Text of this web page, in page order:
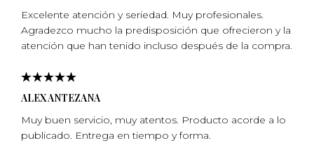
Excelente atención y seriedad. Muy profesionales.
Agradezco mucho la predisposición que ofrecieron y la
atención que han tenido incluso después de la compra.
ALEX ANTEZANA
Muy buen servicio, muy atentos. Producto acorde a lo
publicado. Entrega en tiempo y forma.